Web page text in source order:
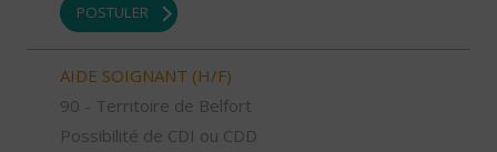
POSTULER
AIDE SOIGNANT (H/F)
90 - Territoire de Belfort
Possibilité de CDI ou CDD